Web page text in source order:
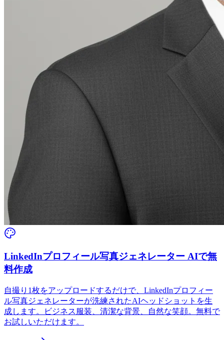
LinkedInプロフィール写真ジェネレーター AIで無
料作成
自撮り1枚をアップロードするだけで、LinkedInプロフィー
ル写真ジェネレーターが洗練されたAIヘッドショットを生
成します。ビジネス服装、清潔な背景、自然な笑顔。無料で
お試しいただけます。